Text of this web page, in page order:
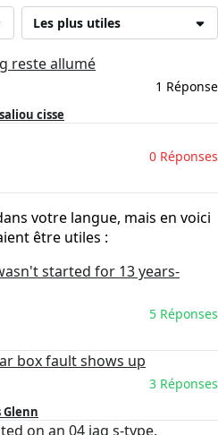
Les plus utiles
reste allumé
1 Réponse
cisse
0 Réponses
votre langue, mais en voici
être utiles :
started for 13 years-
5 Réponses
box fault shows up
3 Réponses
Glenn
on an 04 jag s-type.